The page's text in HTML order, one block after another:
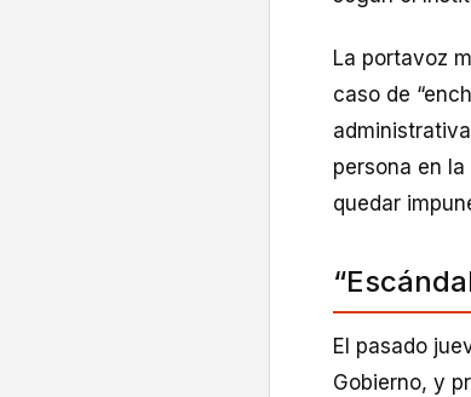
La portavoz
caso de
persona en
quedar
El pasado
Gobierno, y